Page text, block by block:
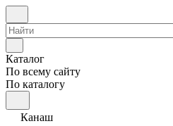
Каталог
По всему сайту
По каталогу
Канаш